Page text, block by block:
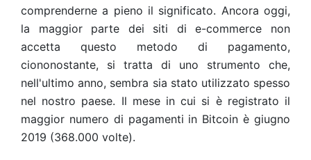
comprenderne a pieno il significato. Ancora oggi,
la maggior parte dei siti di e-commerce non
accetta questo metodo di pagamento,
ciononostante, si tratta di uno strumento che,
nell'ultimo anno, sembra sia stato utilizzato spesso
nel nostro paese. Il mese in cui si è registrato il
maggior numero di pagamenti in Bitcoin è giugno
2019 (368.000 volte).